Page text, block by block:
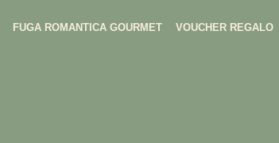
FUGA ROMANTICA GOURMET VOUCHER REGALO